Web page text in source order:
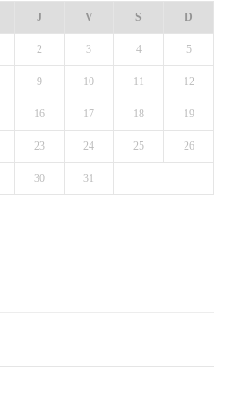
J V S D
2 3 4 5
9 10 11 12
16 17 18 19
23 24 25 26
30 31